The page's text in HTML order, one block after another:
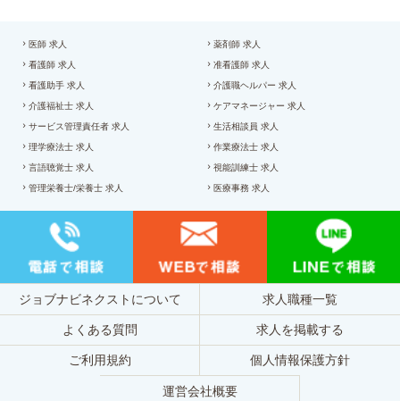
医師 求人 薬剤師 求人
看護師 求人 准看護師 求人
看護助手 求人 介護職ヘルパー 求人
介護福祉士 求人 ケアマネージャー 求人
サービス管理責任者 求人 生活相談員 求人
理学療法士 求人 作業療法士 求人
言語聴覚士 求人 視能訓練士 求人
管理栄養士/栄養士 求人 医療事務 求人
ジョブナビネクストについて 求人職種一覧
よくある質問 求人を掲載する
ご利用規約 個人情報保護方針
運営会社概要